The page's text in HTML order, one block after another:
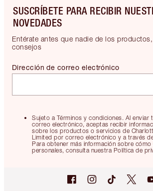
SUSCRÍBETE PARA RECIBIR
NOVEDADES
Entérate antes que nadie de los
consejos
Sujeto a Términos y condiciones. Al enviar
correo electrónico, aceptas recibir
sobre los productos o servicios de
Limited por correo electrónico y a través
Para obtener más información sobre
personales, consulta nuestra Política de
Dirección de correo electrónico